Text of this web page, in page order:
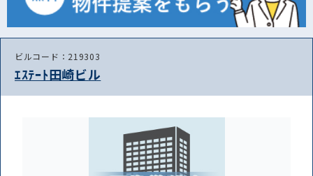
ビルコード：219303
ｴｽﾃｰﾄ田崎ビル